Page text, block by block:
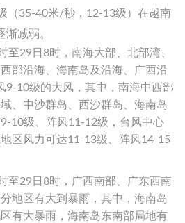
（35-40米/秒，12-13级）在越南
减弱。
至29日8时，南海大部、北部湾、
部沿海、海南岛及沿海、广西沿
9-10级的大风，其中，南海中西部
、中沙群岛、西沙群岛、海南岛
10级、阵风11-12级，台风中心
区风力可达11-13级、阵风14-15
至29日8时，广西南部、广东西南
地区有大到暴雨，其中，海南岛
有大暴雨，海南岛东南部局地有